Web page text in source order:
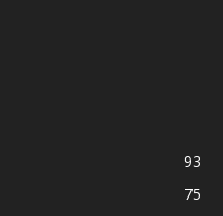
93
75